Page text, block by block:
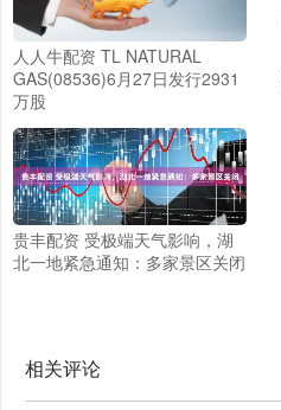
人人牛配资 TL NATURAL
GAS(08536)6月27日发行2931
万股
贵丰配资 受极端天气影响，湖
北一地紧急通知：多家景区关闭
相关评论